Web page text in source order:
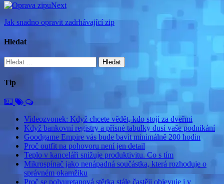
Next
Jak snadno opravit zadrhávající zip
Hledat
Vyhledávání
Tip
Videozvonek: Když chcete vědět, kdo stojí za dveřmi
Když bankovní registry a přísné tabulky dusí vaše podnikání
Goodgame Empire vás bude bavit minimálně 200 hodin
Proč outfit na pohovoru není jen detail
Teplo v kanceláři snižuje produktivitu. Co s tím
Mikrospínač jako nenápadná součástka, která rozhoduje o
správném okamžiku
Proč se polyuretanová stěrka stále častěji objevuje i v